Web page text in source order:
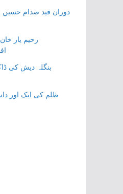
دوران قید صدام حسین
رحیم یار
بنگلہ دیش کی
ظلم کی ایک اور